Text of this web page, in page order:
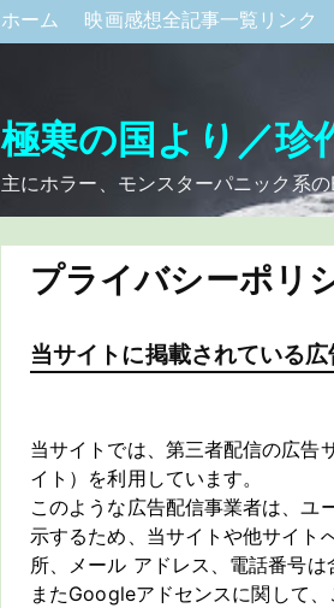
ホーム 映画感想全記事一覧リンク
極寒の国より／珍
主にホラー、モンスターパニック系
プライバシーポリ
当サイトに掲載されている
当サイトでは、第三者配信の広
イト）を利用しています。
このような広告配信事業者は、ユ
示するため、当サイトや他サイ
所、メール アドレス、電話番号は
またGoogleアドセンスに関して